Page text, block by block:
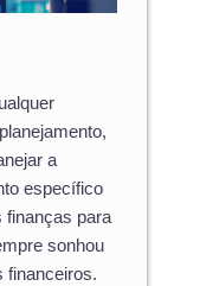
a
específico
finanças para
sonhou
financeiros.